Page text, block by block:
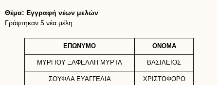
Θέμα: Εγγραφή νέων μελών
Γράφτηκαν 5 νέα μέλη
ΕΠΩΝΥΜΟ ΟΝΟΜΑ
ΜΥΡΓΙΟΥ ΞΑΦΕΛΛΗ ΜΥΡΤΑ ΒΑΣΙΛΕΙΟΣ
ΣΟΥΦΛΑ ΕΥΑΓΓΕΛΙΑ ΧΡΙΣΤΟΦΟΡΟ